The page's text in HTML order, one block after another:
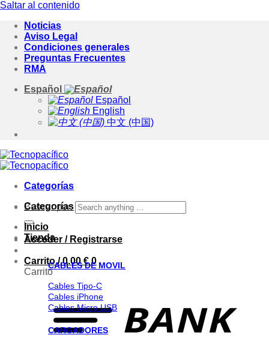
Saltar al contenido
Noticias
Aviso Legal
Condiciones generales
Preguntas Frecuentes
RMA
Español
Español
English
中文 (中国)
Categorías
Buscar por:
Acceder / Registrarse
Carrito /0.00€ 0
Carrito
Categorías
Inicio
Tienda
CABLES DE MOVIL
Cables Tipo-C
Cables iPhone
Cables Micro USB
CARGADORES